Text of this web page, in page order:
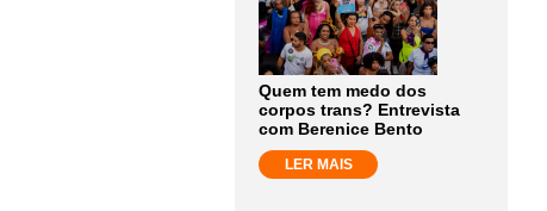
Quem tem medo dos
corpos trans? Entrevista
com Berenice Bento
LER MAIS